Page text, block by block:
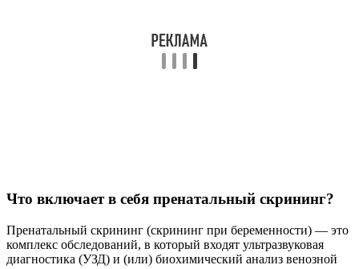
Что включает в себя пренатальный скрининг?
Пренатальный скрининг (скрининг при беременности) — это
комплекс обследований, в который входят ультразвуковая
диагностика (УЗД) и (или) биохимический анализ венозной